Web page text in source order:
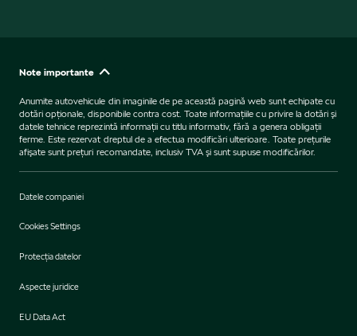
Note importante
Anumite autovehicule din imaginile de pe această pagină web sunt echipate cu
dotări opţionale, disponibile contra cost. Toate informaţiile cu privire la dotări şi
datele tehnice reprezintă informaţii cu titlu informativ, fără a genera obligaţii
ferme. Este rezervat dreptul de a efectua modificări ulterioare. Toate preţurile
afişate sunt preţuri recomandate, inclusiv TVA şi sunt supuse modificărilor.
Datele companiei
Cookies Settings
Protecţia datelor
Aspecte juridice
EU Data Act